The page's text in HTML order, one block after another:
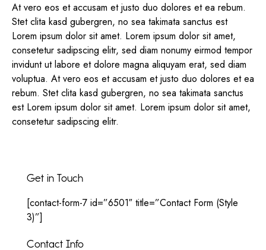
At vero eos et accusam et justo duo dolores et ea rebum.
Stet clita kasd gubergren, no sea takimata sanctus est
Lorem ipsum dolor sit amet. Lorem ipsum dolor sit amet,
consetetur sadipscing elitr, sed diam nonumy eirmod tempor
invidunt ut labore et dolore magna aliquyam erat, sed diam
voluptua. At vero eos et accusam et justo duo dolores et ea
rebum. Stet clita kasd gubergren, no sea takimata sanctus
est Lorem ipsum dolor sit amet. Lorem ipsum dolor sit amet,
consetetur sadipscing elitr.
Get in Touch
[contact-form-7 id=”6501″ title=”Contact Form (Style
3)”]
Contact Info